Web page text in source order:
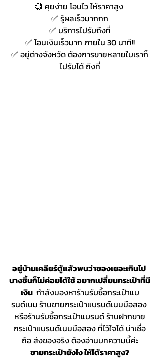
💞 คุยง่าย โอนไว ให้ราคาสูง
✅ รู้ผลเร็วมากกก
✅ บริการไปรับถึงที่
✅ โอนเงินเร็วมาก ภายใน 30 นาที!!
✅ อยู่ต่างจังหวัด ต้องการขายหลายใบเราก็
ไปรับได้ ถึงที่
อยู่บ้านเคลียร์ตู้แล้วพบว่าของเยอะเกินไป
บางชิ้นก็ไม่ค่อยได้ใช้ อยากเปลี่ยนกระเป๋าที่มี
เงิน กำลังมองหาร้านรับซื้อกระเป๋าแบ
รนด์เนมร้านขายกระเป๋าแบรนด์เนมมือสอง
หรือร้านรับซื้อกระเป๋าแบรนด์ ร้านฝากขาย
กระเป๋าแบรนด์เนมมือสอง ที่ไว้ใจได้ น่าเชื่อ
ถือ ส่งของจริง ต้องอ่านบทความนี้ค่ะ
ขายกระเป๋ายังไง ให้ได้ราคาสูง?